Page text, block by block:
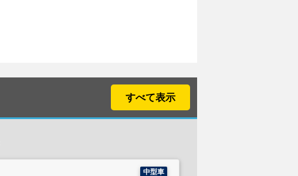
すべて表示
中型車